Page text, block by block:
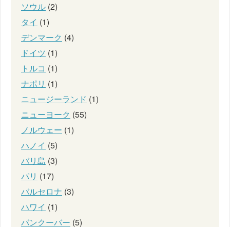
ソウル (2)
タイ (1)
デンマーク (4)
ドイツ (1)
トルコ (1)
ナポリ (1)
ニュージーランド (1)
ニューヨーク (55)
ノルウェー (1)
ハノイ (5)
バリ島 (3)
パリ (17)
バルセロナ (3)
ハワイ (1)
バンクーバー (5)